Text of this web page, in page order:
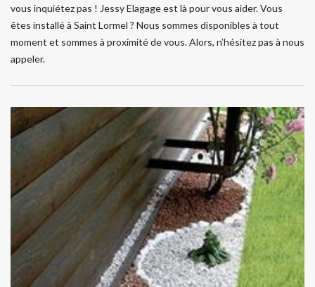
vous inquiétez pas ! Jessy Elagage est là pour vous aider. Vous
êtes installé à Saint Lormel ? Nous sommes disponibles à tout
moment et sommes à proximité de vous. Alors, n’hésitez pas à nous
appeler.